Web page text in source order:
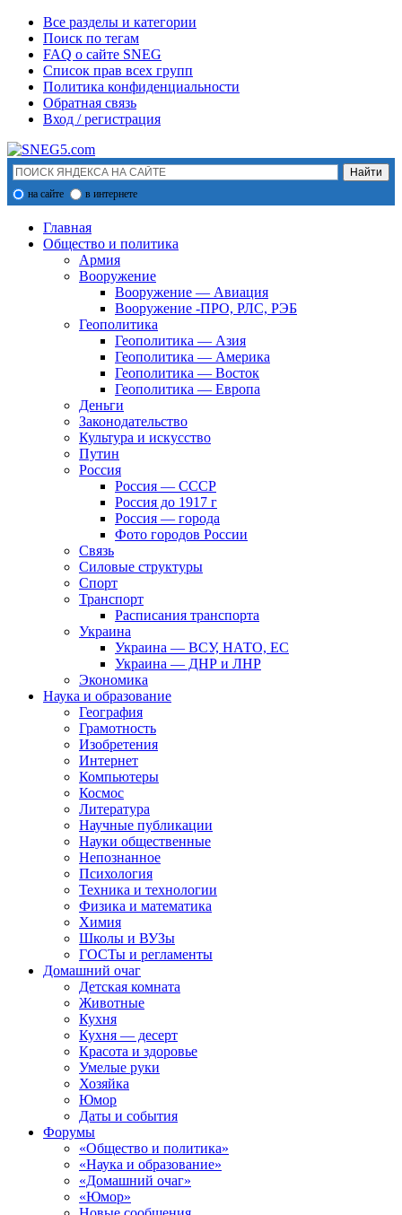
Все разделы и категории
Поиск по тегам
FAQ о сайте SNEG
Список прав всех групп
Политика конфиденциальности
Обратная связь
Вход / регистрация
на сайте в интернете
Главная
Общество и политика
Армия
Вооружение
Вооружение — Авиация
Вооружение -ПРО, РЛС, РЭБ
Геополитика
Геополитика — Азия
Геополитика — Америка
Геополитика — Восток
Геополитика — Европа
Деньги
Законодательство
Культура и искусство
Путин
Россия
Россия — СССР
Россия до 1917 г
Россия — города
Фото городов России
Связь
Силовые структуры
Спорт
Транспорт
Расписания транспорта
Украина
Украина — ВСУ, НАТО, ЕС
Украина — ДНР и ЛНР
Экономика
Наука и образование
География
Грамотность
Изобретения
Интернет
Компьютеры
Космос
Литература
Научные публикации
Науки общественные
Непознанное
Психология
Техника и технологии
Физика и математика
Химия
Школы и ВУЗы
ГОСТы и регламенты
Домашний очаг
Детская комната
Животные
Кухня
Кухня — десерт
Красота и здоровье
Умелые руки
Хозяйка
Юмор
Даты и события
Форумы
«Общество и политика»
«Наука и образование»
«Домашний очаг»
«Юмор»